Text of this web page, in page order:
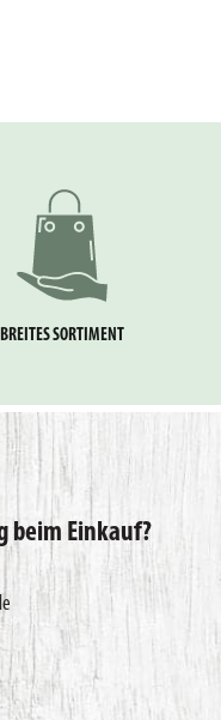
BREITES SORTIMENT
beim Einkauf?